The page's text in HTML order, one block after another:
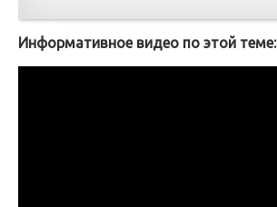
Информативное видео по этой теме: